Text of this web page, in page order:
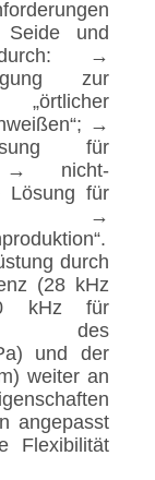
und
durch: →
zur
→
für
→ nicht-
Lösung für
und →
durch
(28 kHz
kHz für
des
und der
weiter an
angepasst
Flexibilität